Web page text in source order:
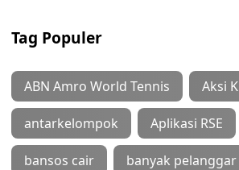
Tag Populer
ABN Amro World Tennis Aksi
antarkelompok Aplikasi RSE
bansos cair banyak pelanggar